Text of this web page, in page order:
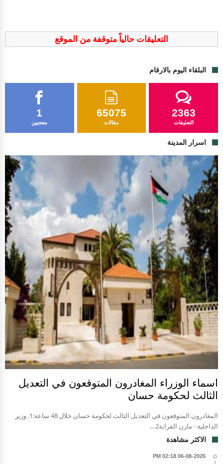
التعليقات حالياً متوقفة من الموقع
البلقاء اليوم بالارقام
1
معجبين
65075
مقالات
2363
التعليقات
اسرار المدينة
اسماء الوزراء المغادرون المتوقعون في التعديل
الثالث لحكومة حسان
المغادرون المتوقعون في التعديل الثالث لحكومة حسان خلال 48 ساعة:1. وزير
الداخلية - مازن الفراية2....
الاكثر مشاهدة
06-08-2026 02:18 PM